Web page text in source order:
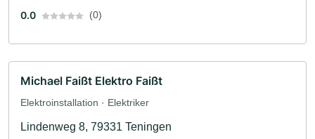
0.0
(0)
Michael Faißt Elektro Faißt
Elektroinstallation · Elektriker
Lindenweg 8, 79331 Teningen